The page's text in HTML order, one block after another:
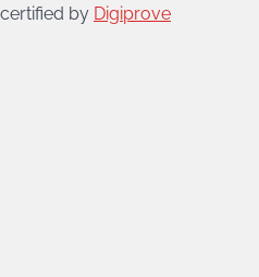
certified by Digiprove